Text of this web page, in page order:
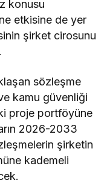
konusu
etkisine de yer
şirket cirosunu
sözleşme
kamu güvenliği
proje portföyüne
2026-2033
şirketin
kademeli